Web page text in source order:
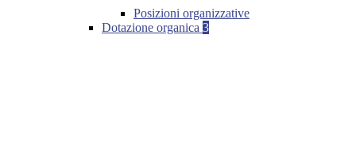
Posizioni organizzative
Dotazione organica 3